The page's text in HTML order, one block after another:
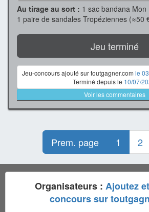
Au tirage au sort : 1 sac bandana
1 paire de sandales Tropéziennes (≈50
Jeu terminé
Jeu-concours ajouté sur toutgagner.com le
Terminé depuis le 10/07/
Voir les commentaires
Prem. page 1 2
Organisateurs : Ajoutez
concours sur